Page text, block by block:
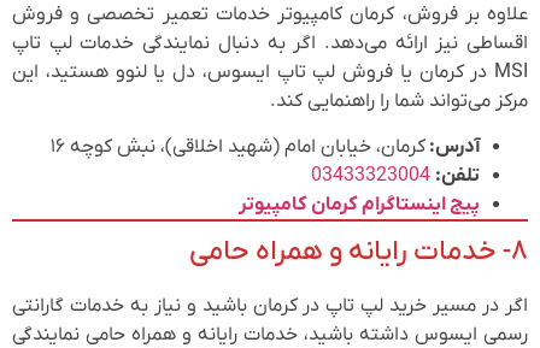
علاوه بر فروش، کرمان کامپیوتر خدمات تعمیر تخصصی و فروش
اقساطی نیز ارائه می‌دهد. اگر به دنبال نمایندگی خدمات لپ تاپ
MSI در کرمان یا فروش لپ تاپ ایسوس، دل یا لنوو هستید، این
مرکز می‌تواند شما را راهنمایی کند.
آدرس:کرمان، خیابان امام (شهید اخلاقی)، نبش کوچه ۱۶
تلفن: 03433323004
پیج اینستاگرام کرمان کامپیوتر
۸- خدمات رایانه و همراه حامی
اگر در مسیر خرید لپ تاپ در کرمان باشید و نیاز به خدمات گارانتی
رسمی ایسوس داشته باشید، خدمات رایانه و همراه حامی نمایندگی